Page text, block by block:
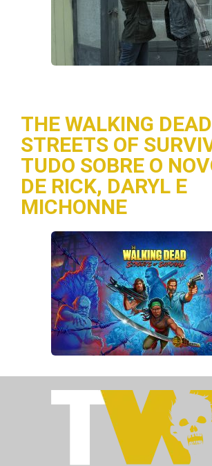
THE WALKING
STREETS OF
TUDO SOBRE O
DE RICK, DARYL E
MICHONNE